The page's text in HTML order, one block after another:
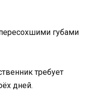
губами
требует
дней.